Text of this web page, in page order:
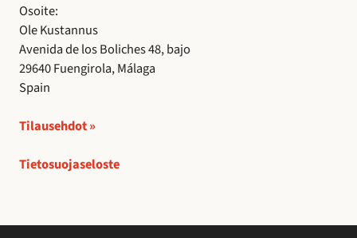
Osoite:
Ole Kustannus
Avenida de los Boliches 48, bajo
29640 Fuengirola, Málaga
Spain
Tilausehdot »
Tietosuojaseloste